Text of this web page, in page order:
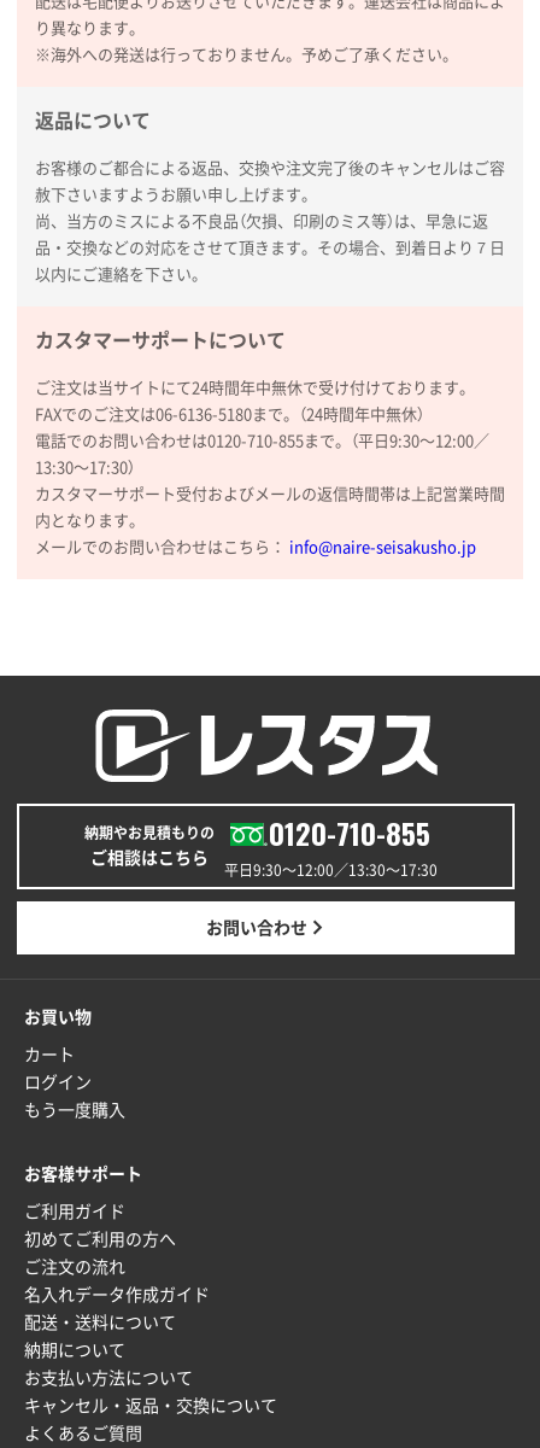
陶器マグストレートラウンドリップ 100枚
2026年02月09日 14:27
コップの形
愛知県株社様
2026年02月03日 18:12
商品がよさそうだったから
コットンバッグM(B4対応)
2026年01月29日 11:46
商品情報の正確な記載、スムーズなシステム対応
広島県(社様
タッチペン付3色+1色スリムペン（再生ABS）
枚
2026年01月27日 13:12
毎年注文しており、信頼できるから。出来上がりも満
ぺんてる ビクーニャフィール1000枚
印刷範囲が広かったから、取扱商品
ワンポイントポリ袋 A4サイズ 1000枚
2026年01月16日 10:53
納期が比較的短く、ロット数が豊富に選べて価格が安
かったため
③
希望の商品の取り扱いがあったので
厚手コットンマチ付トートL ナチュラル(A4対応)
2025年12月25日 13:33
福島県W社様
A4バインダー(2ツ折)
2025年12月24日 14:43
以前の注文も含め価格と品質
り異なります。
※海外への発送は行っておりません。予めご了承ください。
返品について
お客様のご都合による返品、交換や注文完了後のキャンセルはご容
赦下さいますようお願い申し上げます。
尚、当方のミスによる不良品（欠損、印刷のミス等）は、早急に返
品・交換などの対応をさせて頂きます。その場合、到着日より７日
以内にご連絡を下さい。
カスタマーサポートについて
ご注文は当サイトにて24時間年中無休で受け付けております。
FAXでのご注文は06-6136-5180まで。（24時間年中無休）
電話でのお問い合わせは0120-710-855まで。（平日9:30〜12:00／
13:30〜17:30）
カスタマーサポート受付およびメールの返信時間帯は上記営業時間
内となります。
メールでのお問い合わせはこちら： info@naire-seisakusho.jp
納期やお見積もりの
ご相談はこちら
0120-710-855
平日9:30〜12:00／13:30〜17:30
お問い合わせ
お買い物
カート
ログイン
もう一度購入
お客様サポート
ご利用ガイド
初めてご利用の方へ
ご注文の流れ
名入れデータ作成ガイド
配送・送料について
納期について
お支払い方法について
キャンセル・返品・交換について
よくあるご質問